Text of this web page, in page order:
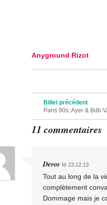
Anyground Rizot
Billet précédent
Paris 90s: Ayer & Bdb
11 commentaires
Devos le 23.12.13
Tout au long de la
complètement
Dommage mais je